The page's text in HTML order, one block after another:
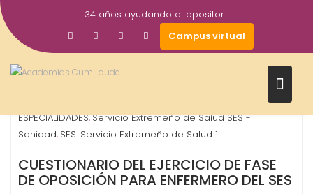
Saltar
al
contenido
34 años ayudando al opositor.
Campus virtual
Mar
2026
Gestor AcademiasCumLaude
ESPECIALIDADES,Servicio Extremeño de Salud SES -
Sanidad, SES. Servicio Extremeño de Salud 1
CUESTIONARIO DEL EJERCICIO DE FASE
DE OPOSICIÓN PARA ENFERMERO DEL SES